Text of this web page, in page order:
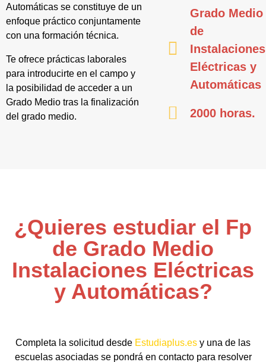
Automáticas se constituye de un
enfoque práctico conjuntamente
con una formación técnica.
Te ofrece prácticas laborales
para introducirte en el campo y
la posibilidad de acceder a un
Grado Medio tras la finalización
del grado medio.
Grado Medio
de
Instalaciones
Eléctricas y
Automáticas
2000 horas.
¿Quieres estudiar el Fp
de Grado Medio
Instalaciones Eléctricas
y Automáticas?
Completa la solicitud desde Estudiaplus.es y una de las
escuelas asociadas se pondrá en contacto para resolver